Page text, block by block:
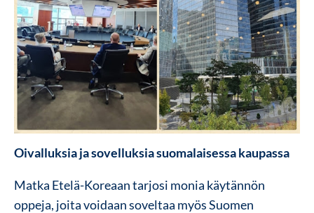
Oivalluksia ja sovelluksia suomalaisessa kaupassa
Matka Etelä-Koreaan tarjosi monia käytännön
oppeja, joita voidaan soveltaa myös Suomen